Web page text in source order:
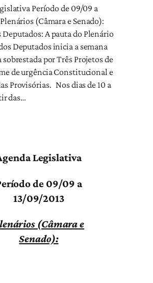
Período de 09/09 a
(Câmara e Senado):
Deputados: A pauta do Plenário
Deputados inicia a semana
sobrestada por Três Projetos de
de urgência Constitucional e
Provisórias. Nos dias de 10 a
das…
Legislativa
de 09/09 a
13/09/2013
(Câmara e
Senado):